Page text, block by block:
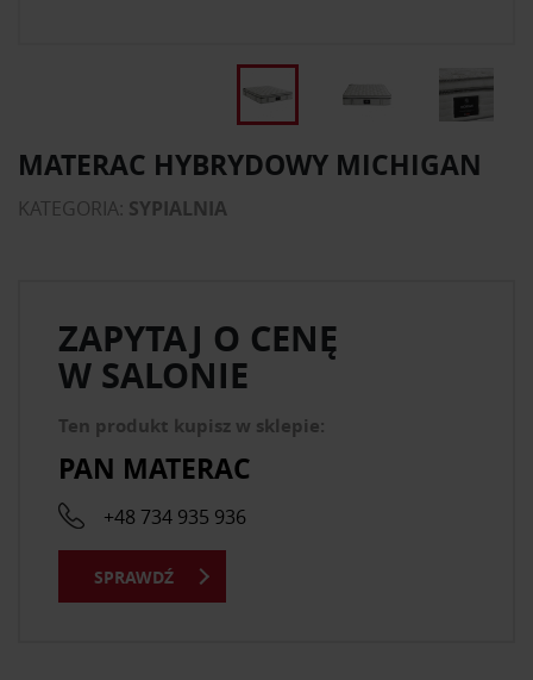
MATERAC HYBRYDOWY MICHIGAN
KATEGORIA: SYPIALNIA
ZAPYTAJ O CENĘ
W SALONIE
Ten produkt kupisz w sklepie:
PAN MATERAC
+48 734 935 936
SPRAWDŹ